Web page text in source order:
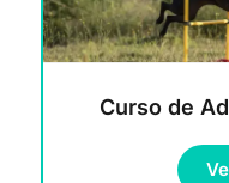
Curso de